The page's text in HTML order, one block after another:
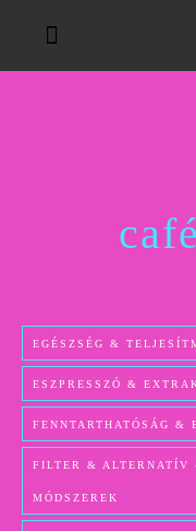
EGÉSZSÉG &
ESZPRESSZÓ &
FENNTARTHATÓSÁG &
FILTER & ALTERNATÍV
MÓDSZEREK